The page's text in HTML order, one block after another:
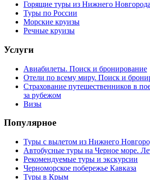
Горящие туры из Нижнего
Туры по России
Морские круизы
Речные круизы
Услуги
Авиабилеты. Поиск и бронирование
Отели по всему миру. Поиск и
Страхование путешественников в
за рубежом
Визы
Популярное
Туры с вылетом из Нижнего
Автобусные туры на Черное море.
Рекомендуемые туры и экскурсии
Черноморское побережье Кавказа
Туры в Крым